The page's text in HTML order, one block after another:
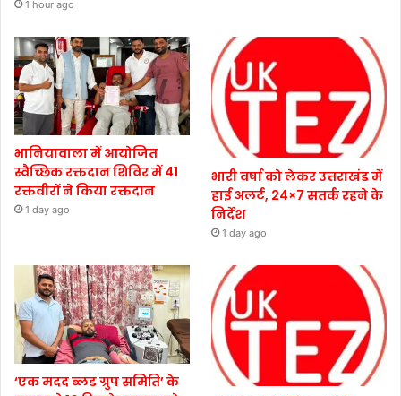
1 hour ago
भानियावाला में आयोजित
स्वैच्छिक रक्तदान शिविर में 41
रक्तवीरों ने किया रक्तदान
1 day ago
भारी वर्षा को लेकर उत्तराखंड में
हाई अलर्ट, 24×7 सतर्क रहने के
निर्देश
1 day ago
‘एक मदद ब्लड ग्रुप समिति’ के